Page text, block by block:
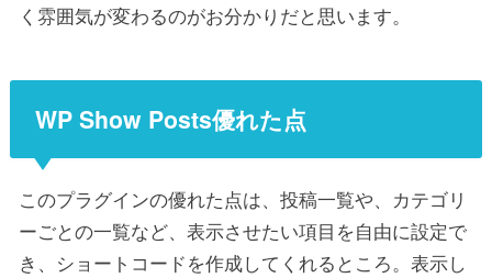
く雰囲気が変わるのがお分かりだと思います。
WP Show Posts優れた点
このプラグインの優れた点は、投稿一覧や、カテゴリ
ーごとの一覧など、表示させたい項目を自由に設定で
き、ショートコードを作成してくれるところ。表示し